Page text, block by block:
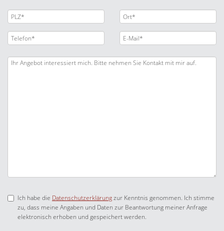
Ich habe die Datenschutzerklärungzur Kenntnis genommen. Ich stimme
zu, dass meine Angaben und Daten zur Beantwortung meiner Anfrage
elektronisch erhoben und gespeichert werden.